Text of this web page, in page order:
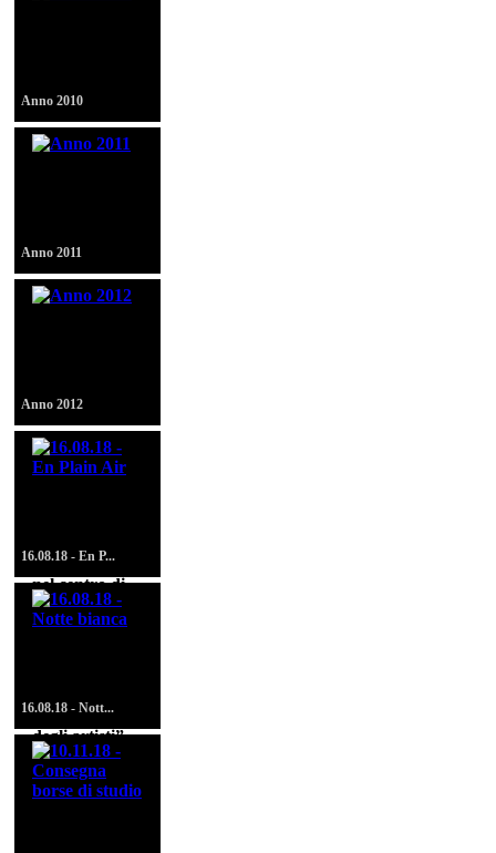
Anno 2010
Anno 2011
Anno 2012
estemporanea
nel centro di
Montagnana -
16 Giugno
16.08.18 - En P...
“notte bianca
degli artisti”
con esposizioni
artistiche sotto
i fornici delle
16.08.18 - Nott...